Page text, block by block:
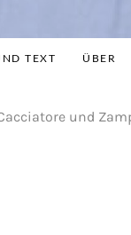
TEXT ÜBER
und